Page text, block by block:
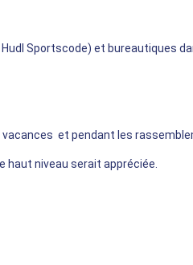
Sportscode) et bureautiques
et pendant les
haut niveau serait appréciée.